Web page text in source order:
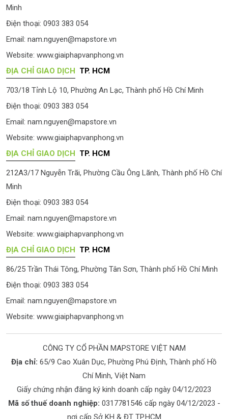
Minh
Điện thoại: 0903 383 054
Email: nam.nguyen@mapstore.vn
Website: www.giaiphapvanphong.vn
ĐỊA CHỈ GIAO DỊCH TP. HCM
703/18 Tỉnh Lộ 10, Phường An Lạc, Thành phố Hồ Chí Minh
Điện thoại: 0903 383 054
Email: nam.nguyen@mapstore.vn
Website: www.giaiphapvanphong.vn
ĐỊA CHỈ GIAO DỊCH TP. HCM
212A3/17 Nguyễn Trãi, Phường Cầu Ông Lãnh, Thành phố Hồ Chí
Minh
Điện thoại: 0903 383 054
Email: nam.nguyen@mapstore.vn
Website: www.giaiphapvanphong.vn
ĐỊA CHỈ GIAO DỊCH TP. HCM
86/25 Trần Thái Tông, Phường Tân Sơn, Thành phố Hồ Chí Minh
Điện thoại: 0903 383 054
Email: nam.nguyen@mapstore.vn
Website: www.giaiphapvanphong.vn
CÔNG TY CỔ PHẦN MAPSTORE VIỆT NAM
Địa chỉ: 65/9 Cao Xuân Dục, Phường Phú Định, Thành phố Hồ
Chí Minh, Việt Nam
Giấy chứng nhận đăng ký kinh doanh cấp ngày 04/12/2023
Mã số thuế doanh nghiệp: 0317781546 cấp ngày 04/12/2023 -
nơi cấp Sở KH & ĐT TP.HCM